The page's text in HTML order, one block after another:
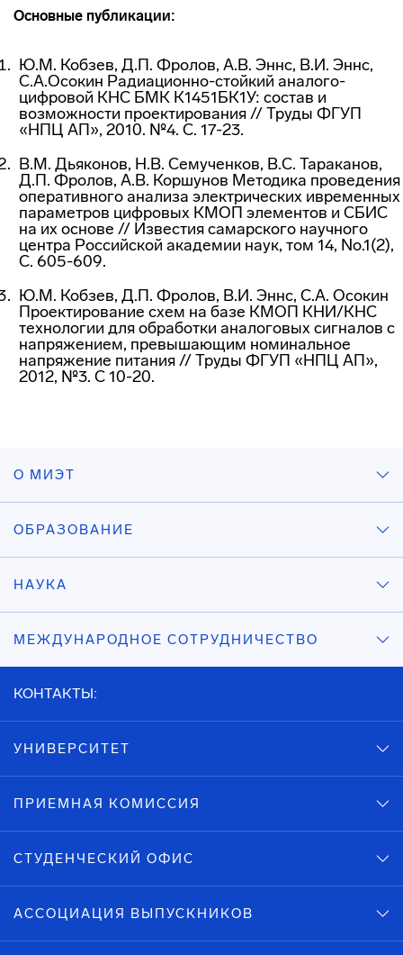
Основные публикации:
Ю.М. Кобзев, Д.П. Фролов, А.В. Эннс, В.И. Эннс,
С.А.Осокин Радиационно-стойкий аналого-
цифровой КНС БМК К1451БК1У: состав и
возможности проектирования // Труды ФГУП
«НПЦ АП», 2010. №4. С. 17-23.
В.М. Дьяконов, Н.В. Семученков, В.С. Тараканов,
Д.П. Фролов, А.В. Коршунов Методика проведения
оперативного анализа электрических ивременных
параметров цифровых КМОП элементов и СБИС
на их основе // Известия самарского научного
центра Российской академии наук, том 14, No.1(2),
С. 605-609.
Ю.М. Кобзев, Д.П. Фролов, В.И. Эннс, С.А. Осокин
Проектирование схем на базе КМОП КНИ/КНС
технологии для обработки аналоговых сигналов с
напряжением, превышающим номинальное
напряжение питания // Труды ФГУП «НПЦ АП»,
2012, №3. С 10-20.
О МИЭТ
ОБРАЗОВАНИЕ
НАУКА
МЕЖДУНАРОДНОЕ СОТРУДНИЧЕСТВО
КОНТАКТЫ:
УНИВЕРСИТЕТ
ПРИЕМНАЯ КОМИССИЯ
СТУДЕНЧЕСКИЙ ОФИС
АССОЦИАЦИЯ ВЫПУСКНИКОВ